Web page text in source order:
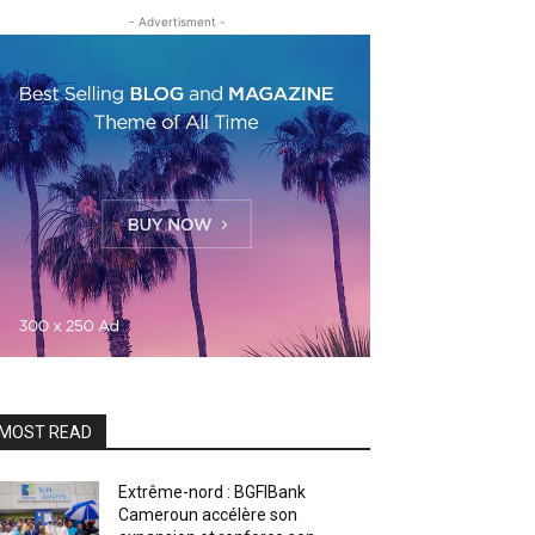
- Advertisment -
READ
Extrême-nord : BGFIBank
Cameroun accélère son